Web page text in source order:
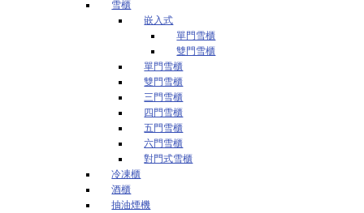
雪櫃
嵌入式
單門雪櫃
雙門雪櫃
單門雪櫃
雙門雪櫃
三門雪櫃
四門雪櫃
五門雪櫃
六門雪櫃
對門式雪櫃
冷凍櫃
酒櫃
抽油煙機